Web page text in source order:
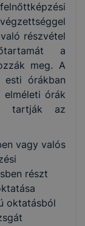
részvétel
a
meg. A
órákban
elméleti órák
tartják az
vagy valós
részt
oktatásból